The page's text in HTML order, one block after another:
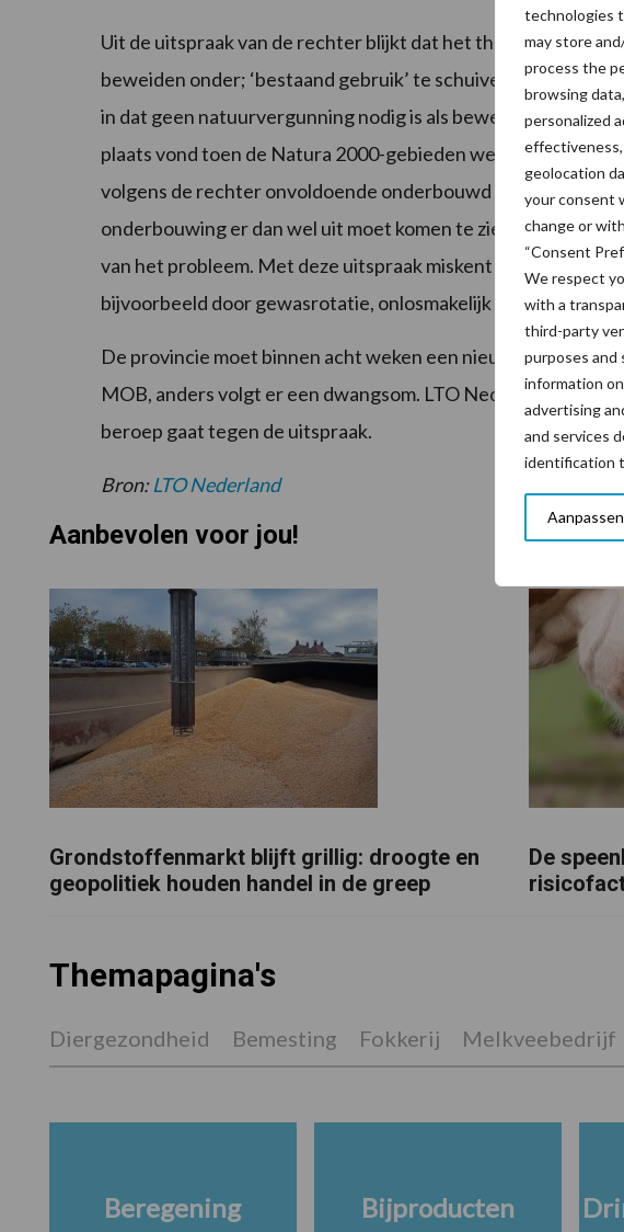
technologies
may store
process the
browsing
personalized
effectiveness,
geolocation
your consent
change or
“Consent
We respect
with a
third-party
purposes and
information
advertising
and services
identification
Aanpassen
Uit de uitspraak van de rechter blijkt dat het theoretisch
beweiden onder; ‘bestaand gebruik’ te schuiven. Bestaand
in dat geen natuurvergunning nodig is als bewezen én
plaats vond toen de Natura 2000-gebieden werden
volgens de rechter onvoldoende onderbouwd dat het om
onderbouwing er dan wel uit moet komen te zien is
van het probleem. Met deze uitspraak miskent de rechter
bijvoorbeeld door gewasrotatie, onlosmakelijk verbonden is
De provincie moet binnen acht weken een nieuw besluit
MOB, anders volgt er een dwangsom. LTO Nederland hoopt
beroep gaat tegen de uitspraak.
Bron:LTO Nederland
Aanbevolen voor jou!
Grondstoffenmarkt blijft grillig: droogte en
geopolitiek houden handel in de greep
De
Themapagina's
Diergezondheid Bemesting Fokkerij Melkveebedrijf
Beregening Bijproducten